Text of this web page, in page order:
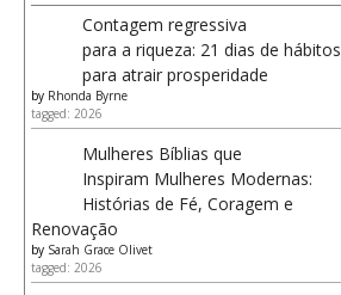
Contagem regressiva
para a riqueza: 21 dias de hábitos
para atrair prosperidade
by Rhonda Byrne
tagged: 2026
Mulheres Bíblias que
Inspiram Mulheres Modernas:
Histórias de Fé, Coragem e
Renovação
by Sarah Grace Olivet
tagged: 2026